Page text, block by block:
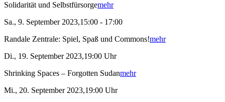
Solidarität und Selbstfürsorgemehr
Sa., 9. September 2023,15:00 - 17:00
Randale Zentrale: Spiel, Spaß und Commons!mehr
Di., 19. September 2023,19:00 Uhr
Shrinking Spaces – Forgotten Sudanmehr
Mi., 20. September 2023,19:00 Uhr